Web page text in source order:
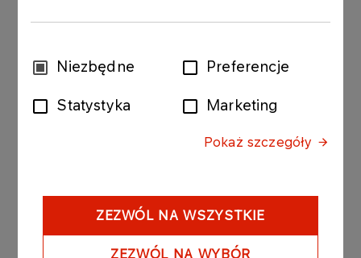
WybórNiezbędne Preferencje
Statystyka Marketing
Pokaż szczegóły
ZEZWÓL NA WSZYSTKIE
ZEZWÓL NA WYBÓR